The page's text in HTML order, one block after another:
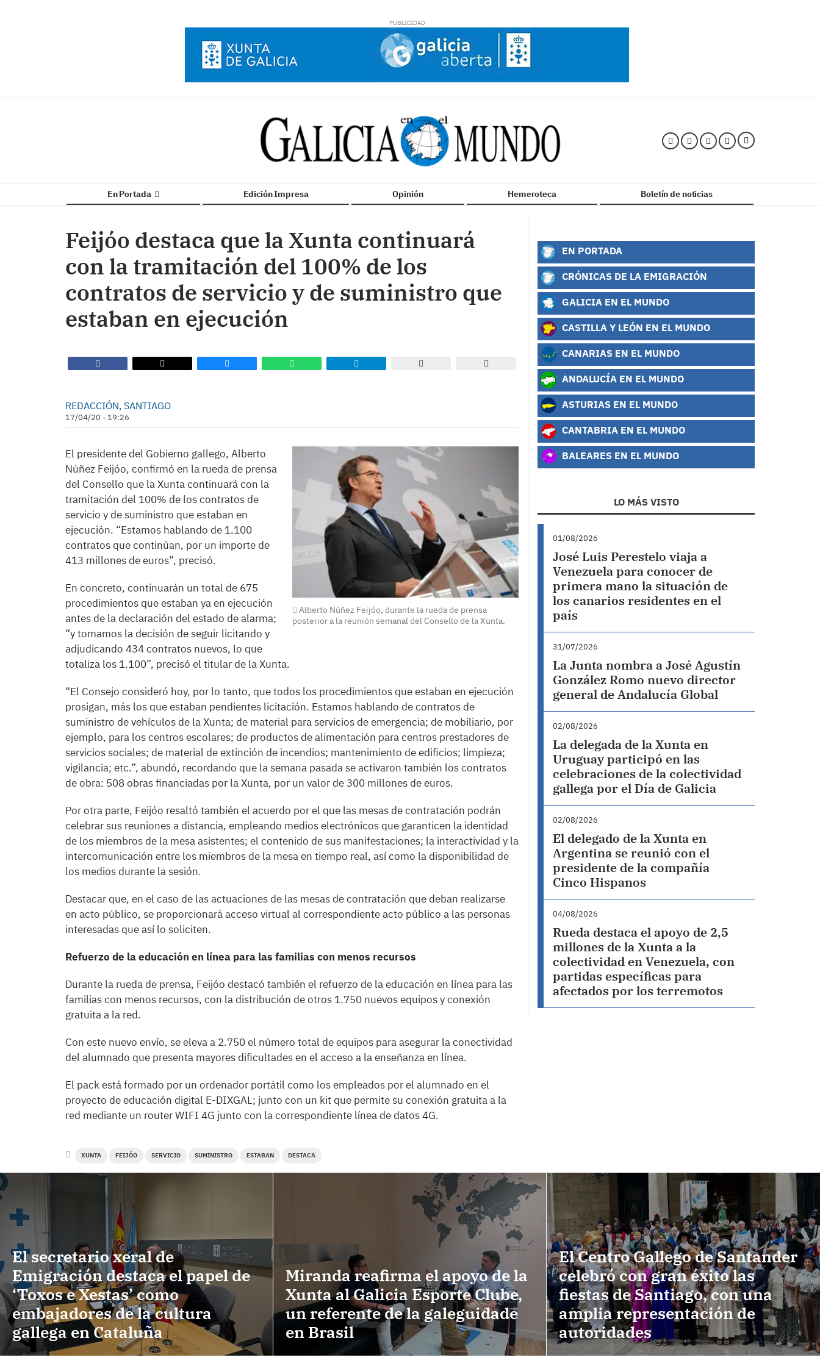
En Portada Edición Impresa Opinión Hemeroteca Boletín de noticias
Feijóo destaca que la Xunta continuará
con la tramitación del 100% de los
contratos de servicio y de suministro que
estaban en ejecución
REDACCIÓN, SANTIAGO
17/04/20 - 19:26
Alberto Núñez Feijóo, durante la rueda de prensa
posterior a la reunión semanal del Consello de la Xunta.
El presidente del Gobierno gallego, Alberto
Núñez Feijóo, confirmó en la rueda de prensa
del Consello que la Xunta continuará con la
tramitación del 100% de los contratos de
servicio y de suministro que estaban en
ejecución. “Estamos hablando de 1.100
contratos que continúan, por un importe de
413 millones de euros”, precisó.
En concreto, continuarán un total de 675
procedimientos que estaban ya en ejecución
antes de la declaración del estado de alarma;
“y tomamos la decisión de seguir licitando y
adjudicando 434 contratos nuevos, lo que
totaliza los 1.100”, precisó el titular de la Xunta.
“El Consejo consideró hoy, por lo tanto, que todos los procedimientos que estaban en ejecución
prosigan, más los que estaban pendientes licitación. Estamos hablando de contratos de
suministro de vehículos de la Xunta; de material para servicios de emergencia; de mobiliario, por
ejemplo, para los centros escolares; de productos de alimentación para centros prestadores de
servicios sociales; de material de extinción de incendios; mantenimiento de edificios; limpieza;
vigilancia; etc.”, abundó, recordando que la semana pasada se activaron también los contratos
de obra: 508 obras financiadas por la Xunta, por un valor de 300 millones de euros.
Por otra parte, Feijóo resaltó también el acuerdo por el que las mesas de contratación podrán
celebrar sus reuniones a distancia, empleando medios electrónicos que garanticen la identidad
de los miembros de la mesa asistentes; el contenido de sus manifestaciones; la interactividad y la
intercomunicación entre los miembros de la mesa en tiempo real, así como la disponibilidad de
los medios durante la sesión.
Destacar que, en el caso de las actuaciones de las mesas de contratación que deban realizarse
en acto público, se proporcionará acceso virtual al correspondiente acto público a las personas
interesadas que así lo soliciten.
Refuerzo de la educación en línea para las familias con menos recursos
Durante la rueda de prensa, Feijóo destacó también el refuerzo de la educación en línea para las
familias con menos recursos, con la distribución de otros 1.750 nuevos equipos y conexión
gratuita a la red.
Con este nuevo envío, se eleva a 2.750 el número total de equipos para asegurar la conectividad
del alumnado que presenta mayores dificultades en el acceso a la enseñanza en línea.
El pack está formado por un ordenador portátil como los empleados por el alumnado en el
proyecto de educación digital E-DIXGAL; junto con un kit que permite su conexión gratuita a la
red mediante un router WIFI 4G junto con la correspondiente línea de datos 4G.
XUNTA FEIJÓO SERVICIO SUMINISTRO ESTABAN DESTACA
EN PORTADA
CRÓNICAS DE LA EMIGRACIÓN
GALICIA EN EL MUNDO
CASTILLA Y LEÓN EN EL MUNDO
CANARIAS EN EL MUNDO
ANDALUCÍA EN EL MUNDO
ASTURIAS EN EL MUNDO
CANTABRIA EN EL MUNDO
BALEARES EN EL MUNDO
LO MÁS VISTO
01/08/2026
José Luis Perestelo viaja a
Venezuela para conocer de
primera mano la situación de
los canarios residentes en el
país
31/07/2026
La Junta nombra a José Agustín
González Romo nuevo director
general de Andalucía Global
02/08/2026
La delegada de la Xunta en
Uruguay participó en las
celebraciones de la colectividad
gallega por el Día de Galicia
02/08/2026
El delegado de la Xunta en
Argentina se reunió con el
presidente de la compañía
Cinco Hispanos
04/08/2026
Rueda destaca el apoyo de 2,5
millones de la Xunta a la
colectividad en Venezuela, con
partidas específicas para
afectados por los terremotos
El secretario xeral de
Emigración destaca el papel de
‘Toxos e Xestas’ como
embajadores de la cultura
gallega en Cataluña
Miranda reafirma el apoyo de la
Xunta al Galicia Esporte Clube,
un referente de la galeguidade
en Brasil
El Centro Gallego de Santander
celebró con gran éxito las
fiestas de Santiago, con una
amplia representación de
autoridades